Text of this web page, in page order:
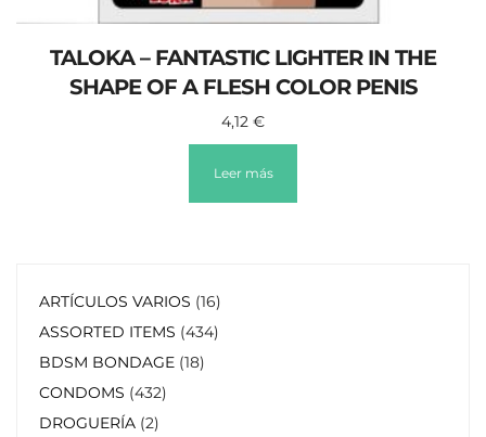
TALOKA – FANTASTIC LIGHTER IN THE
SHAPE OF A FLESH COLOR PENIS
4,12 €
Leer más
ARTÍCULOS VARIOS 16
ASSORTED ITEMS 434
BDSM BONDAGE 18
CONDOMS 432
DROGUERÍA 2